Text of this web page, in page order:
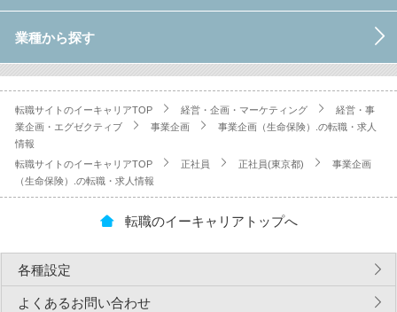
業種から探す
転職サイトのイーキャリアTOP 経営・企画・マーケティング
経営・事
業企画・エグゼクティブ
事業企画
事業企画（生命保険）.の転職・求人
情報
転職サイトのイーキャリアTOP
正社員 正社員(東京都)
事業企画
（生命保険）.の転職・求人情報
転職のイーキャリアトップへ
各種設定
よくあるお問い合わせ